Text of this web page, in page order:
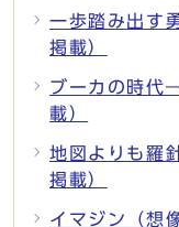
一歩踏み出す
掲載）
ブーカの時代
載）
地図よりも羅
掲載）
イマジン（想